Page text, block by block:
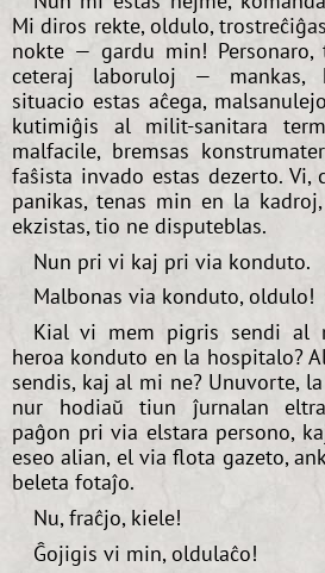
Mi diros rekte, oldulo,
nokte — gardu min!
ceteraj laboruloj — mankas,
situacio estas aĉega,
kutimiĝis al milit-sanitara
malfacile, bremsas
faŝista invado estas dezerto. Vi,
panikas, tenas min en la
ekzistas, tio ne disputeblas.
Nun pri vi kaj pri via konduto.
Malbonas via konduto, oldulo!
Kial vi mem pigris sendi
heroa konduto en la hospitalo?
sendis, kaj al mi ne? Unuvorte,
nur hodiaŭ tiun ĵurnalan
paĝon pri via elstara persono,
eseo alian, el via flota gazeto,
beleta fotaĵo.
Nu, fraĉjo, kiele!
Ĝojigis vi min, oldulaĉo!